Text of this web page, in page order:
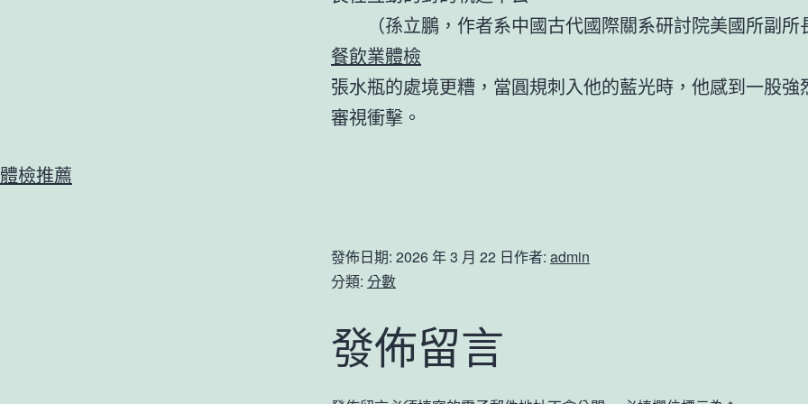
（孫立鵬， 作者系中國古代國際關系研討院美國所副所
餐飲業體檢
張水瓶的處境更糟，當圓規刺入他的藍光時，他感到一股強
審視衝擊。
體檢推薦
發佈日期: 2026 年 3 月 22 日作者: admin
分類: 分數
發佈留言